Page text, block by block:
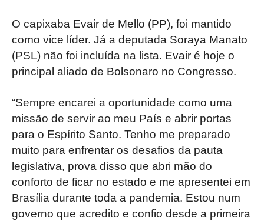
O capixaba Evair de Mello (PP), foi mantido
como vice líder. Já a deputada Soraya Manato
(PSL) não foi incluída na lista. Evair é hoje o
principal aliado de Bolsonaro no Congresso.
“Sempre encarei a oportunidade como uma
missão de servir ao meu País e abrir portas
para o Espírito Santo. Tenho me preparado
muito para enfrentar os desafios da pauta
legislativa, prova disso que abri mão do
conforto de ficar no estado e me apresentei em
Brasília durante toda a pandemia. Estou num
governo que acredito e confio desde a primeira